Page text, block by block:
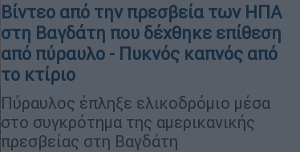
Βίντεο από την πρεσβεία των ΗΠΑ
στη Βαγδάτη που δέχθηκε επίθεση
από πύραυλο - Πυκνός καπνός από
το κτίριο
Πύραυλος έπληξε ελικοδρόμιο μέσα
στο συγκρότημα της αμερικανικής
πρεσβείας στη Βαγδάτη